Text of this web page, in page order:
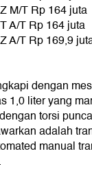
M/T Rp 164 juta
A/T Rp 164 juta
A/T Rp 169,9
dengan
1,0 liter yang
torsi
adalah
manual